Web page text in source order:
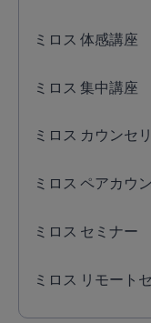
ミロス 体感講座
ミロス 集中講座
ミロス カウンセ
ミロス ペアカウ
ミロス セミナー
ミロス リモート